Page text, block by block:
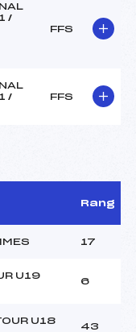
/
FFS
/
FFS
Rang
17
U19
6
U18
43